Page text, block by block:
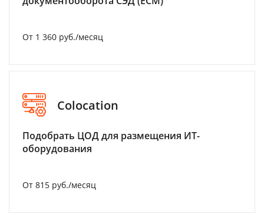
От 1 360 руб./месяц
Colocation
Подобрать ЦОД для размещения ИТ-
оборудования
От 815 руб./месяц